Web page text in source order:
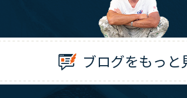
ブログをもっと